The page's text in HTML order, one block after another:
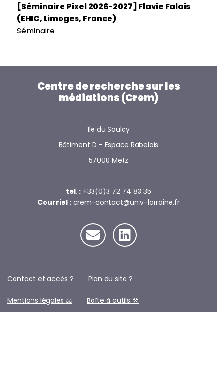
[Séminaire Pixel 2026-2027] Flavie Falais
(EHIC, Limoges, France)
Séminaire
Centre de recherche sur les
médiations (Crem)
Île du Saulcy
Bâtiment D - Espace Rabelais
57000 Metz
tél. : +33(0)3 72 74 83 35
Courriel : crem-contact@univ-lorraine.fr
Contact et accès ? Plan du site ?️
Mentions légales ⚖️ Boîte à outils ⚒️